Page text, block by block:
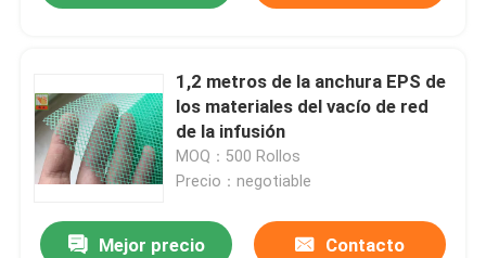
1,2 metros de la anchura EPS de
los materiales del vacío de red
de la infusión
MOQ：500 Rollos
Precio：negotiable
Mejor precio Contacto